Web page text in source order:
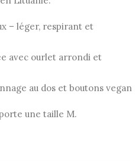
– léger, respirant et
avec ourlet arrondi et
au dos et boutons vegan
une taille M.